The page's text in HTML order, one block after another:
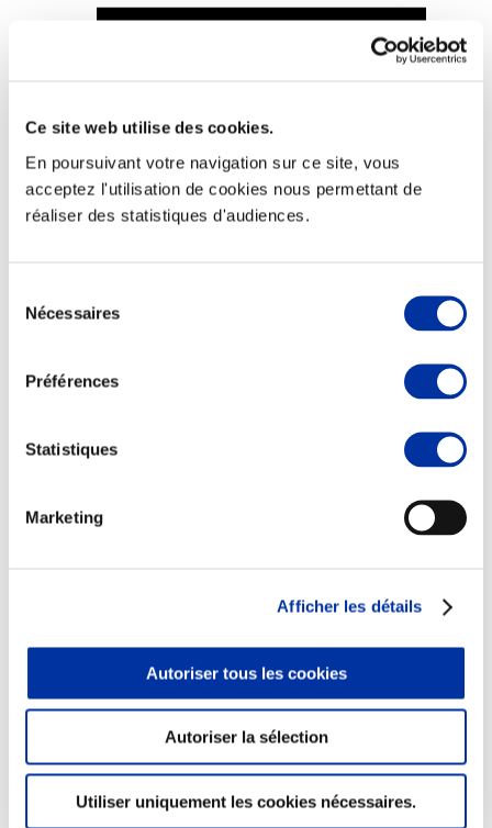
Ce site web utilise des cookies.
En poursuivant votre navigation sur ce site, vous
acceptez l'utilisation de cookies nous permettant de
réaliser des statistiques d'audiences.
Nécessaires
Préférences
Statistiques
Marketing
Afficher les détails
Autoriser tous les cookies
Autoriser la sélection
Utiliser uniquement les cookies nécessaires.
Viande et climat
Valorisation de l’herbe
Autonomie des élevages
Qualité air, eau, sols
Economie de ressources
Abattoir
Partenaire Climat